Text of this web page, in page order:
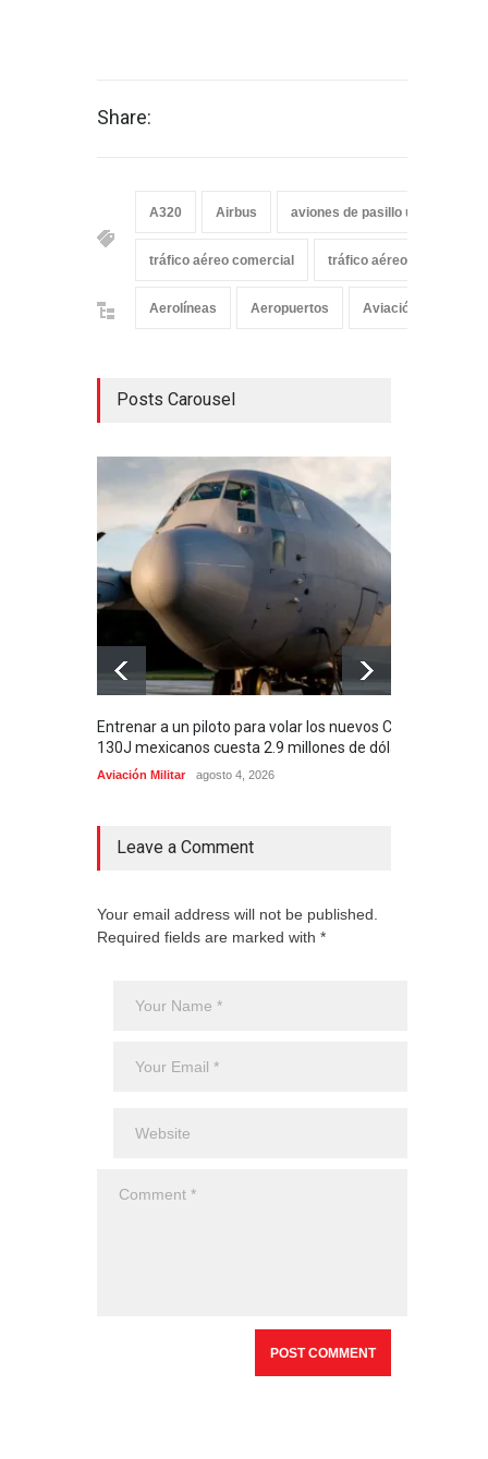
Share:
A320 Airbus aviones de pasillo único
tráfico aéreo comercial tráfico aéreo comercial
Aerolíneas Aeropuertos Aviación Comercial
Posts Carousel
Entrenar a un piloto para volar los nuevos C-
130J mexicanos cuesta 2.9 millones de dólares
Aviación Militar agosto 4, 2026
Leave a Comment
Your email address will not be published.
Required fields are marked with *